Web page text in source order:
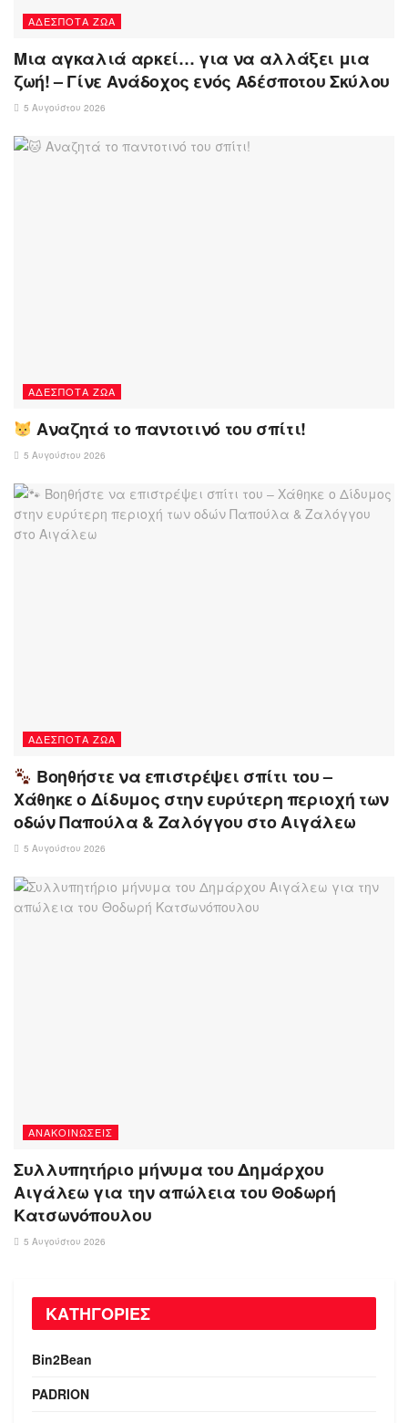
ΑΔΈΣΠΟΤΑ ΖΏΑ
Μια αγκαλιά αρκεί… για να αλλάξει μια
ζωή! – Γίνε Ανάδοχος ενός Αδέσποτου Σκύλου
5 Αυγούστου 2026
ΑΔΈΣΠΟΤΑ ΖΏΑ
Αναζητά το παντοτινό του σπίτι!
5 Αυγούστου 2026
ΑΔΈΣΠΟΤΑ ΖΏΑ
Βοηθήστε να επιστρέψει σπίτι του –
Χάθηκε ο Δίδυμος στην ευρύτερη περιοχή των
οδών Παπούλα & Ζαλόγγου στο Αιγάλεω
5 Αυγούστου 2026
ΑΝΑΚΟΙΝΏΣΕΙΣ
Συλλυπητήριο μήνυμα του Δημάρχου
Αιγάλεω για την απώλεια του Θοδωρή
Κατσωνόπουλου
5 Αυγούστου 2026
ΚΑΤΗΓΟΡΙΕΣ
Bin2Bean
PADRION